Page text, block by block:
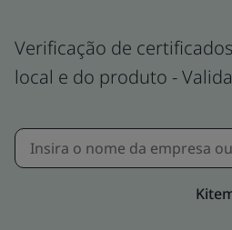
Verificação de
local e do produto -